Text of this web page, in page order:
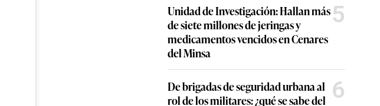
Unidad de Investigación: Hallan más
de siete millones de jeringas y
medicamentos vencidos en Cenares
del Minsa
5
De brigadas de seguridad urbana al
rol de los militares: ¿qué se sabe del 6